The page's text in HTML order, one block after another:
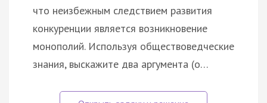
что неизбежным следствием развития
конкуренции является возникновение
монополий. Используя обществоведческие
знания, выскажите два аргумента (о…